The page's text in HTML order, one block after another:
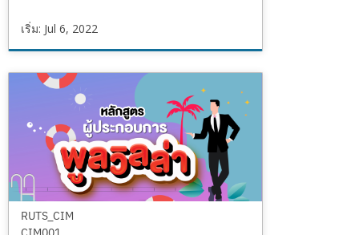
เริ่ม: Jul 6, 2022
LIA004
เริ่มJul
RUTS_CIM